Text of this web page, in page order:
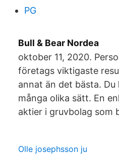
PG
Bull & Bear Nordea
oktober 11, 2020.
företags viktigaste
annat än det bästa.
många olika sätt. En
aktier i gruvbolag som
Olle josephsson ju